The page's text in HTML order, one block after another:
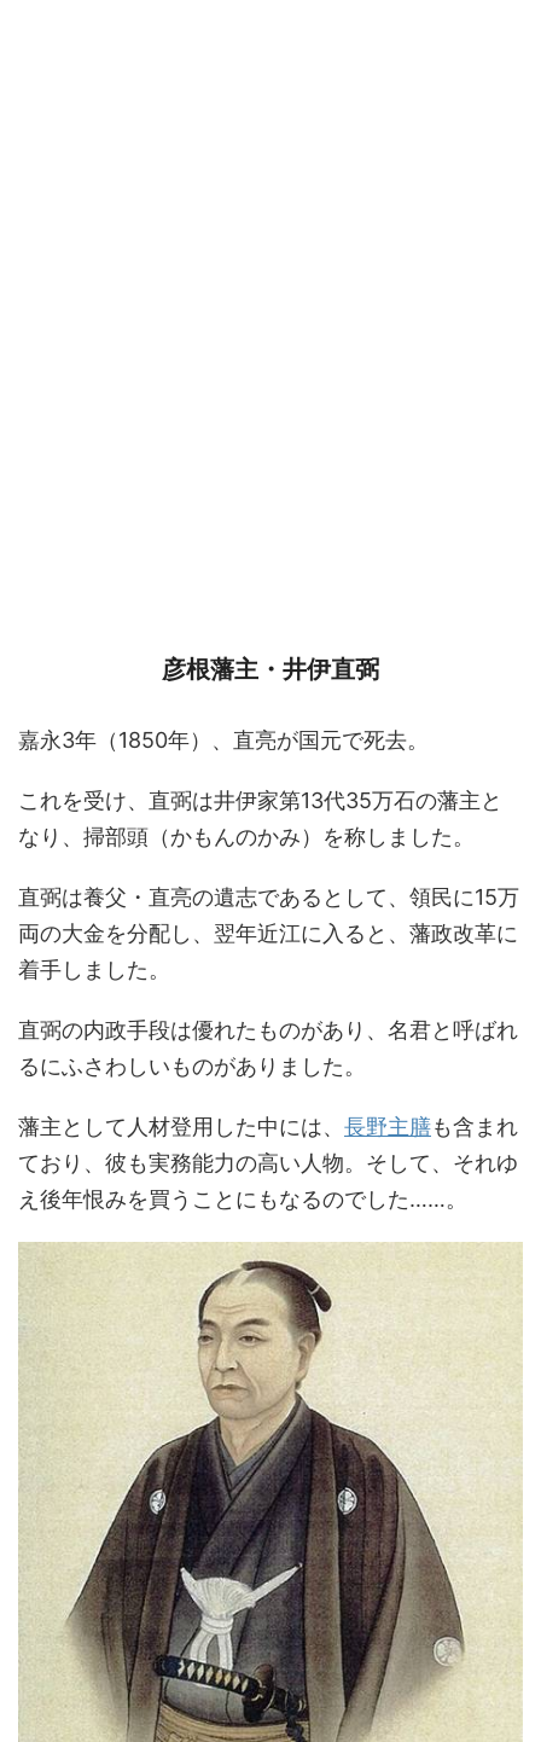
彦根藩主・井伊直弼
嘉永3年（1850年）、直亮が国元で死去。
これを受け、直弼は井伊家第13代35万石の藩主と
なり、掃部頭（かもんのかみ）を称しました。
直弼は養父・直亮の遺志であるとして、領民に15万
両の大金を分配し、翌年近江に入ると、藩政改革に
着手しました。
直弼の内政手段は優れたものがあり、名君と呼ばれ
るにふさわしいものがありました。
藩主として人材登用した中には、 長野主膳も含まれ
ており、彼も実務能力の高い人物。そして、それゆ
え後年恨みを買うことにもなるのでした……。